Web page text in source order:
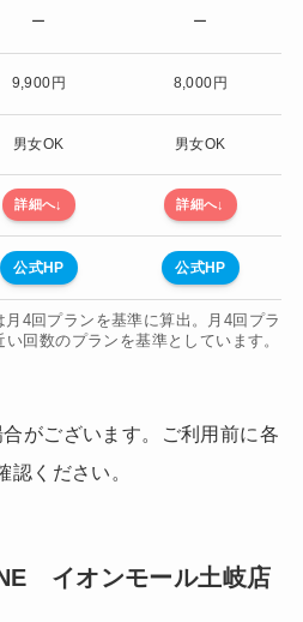
ー ー
9,900円 8,000円
男女OK 男女OK
詳細へ↓ 詳細へ↓
公式HP 公式HP
4回プランを基準に算出。月4回プラ
回数のプランを基準としています。
がございます。ご利用前に各
認ください。
イオンモール土岐店